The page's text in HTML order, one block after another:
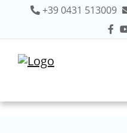
+39 0431 513009